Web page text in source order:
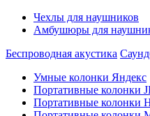
Чехлы для наушников
Амбушюры для
Беспроводная акустика
Умные колонки Яндекс
Портативные колонки
Портативные колонки